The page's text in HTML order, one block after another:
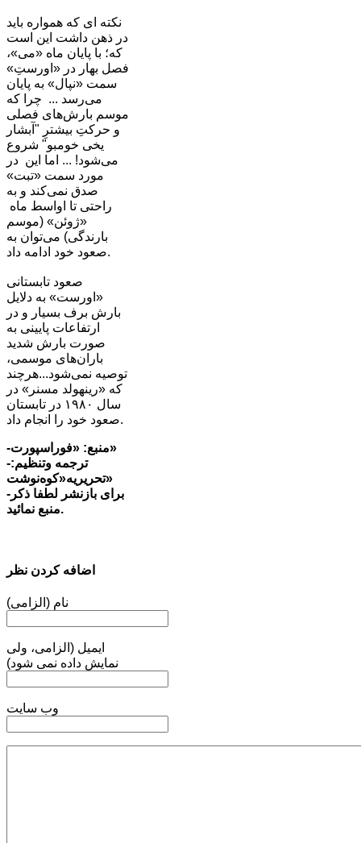
نکته ای که همواره باید
در ذهن داشت این است
که؛ با پایان ماه «می»،
فصل بهار در «اورستِ»
سمت «نپال» به پایان
می‌رسد ... چرا که
موسم بارش‌های فصلی
و حرکتِ بیشترِ "آبشار
یخی خومبو" شروع
می‌شود! ... اما این در
مورد سمت «تبت»
صدق نمی‌کند و به
راحتی تا اواسط ماه
«ژوئن» (موسم
بارندگی) می‌توان به
صعود خود ادامه داد.
صعود تابستانی
«اورست» به دلایل
بارش برف بسیار و در
ارتفاعات پایینی به
صورت بارش شدید
باران‌های موسمی،
توصیه نمی‌شود...هرچند
که «رینهولد مسنر» در
سال ١٩٨٠ در تابستان
صعود خود را انجام داد.
-منبع: «فوراسپورت»
-ترجمه وتنظیم:
تحریریه«کوه‌نوشت»
-برای بازنشر لطفا ذکر
منبع نمائید.
اضافه کردن نظر
نام (الزامی)
ایمیل (الزامی، ولی
نمایش داده نمی شود)
وب سایت